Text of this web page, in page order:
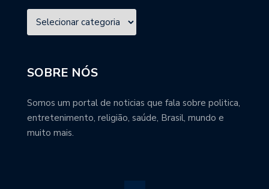
SOBRE NÓS
Somos um portal de noticias que fala sobre politica,
entretenimento, religião, saúde, Brasil, mundo e
muito mais.